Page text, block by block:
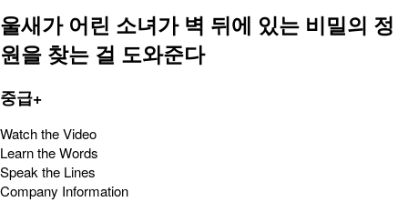
울새가 어린 소녀가 벽 뒤에 있는 비밀의 정
원을 찾는 걸 도와준다
중급+
Watch the Video
Learn the Words
Speak the Lines
Company Information